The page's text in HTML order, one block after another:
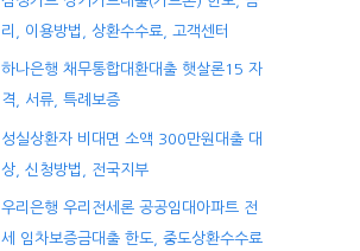
리, 이용방법, 상환수수료, 고객센터
하나은행 채무통합대환대출 햇살론15 자
격, 서류, 특례보증
성실상환자 비대면 소액 300만원대출 대
상, 신청방법, 전국지부
우리은행 우리전세론 공공임대아파트 전
세 임차보증금대출 한도, 중도상환수수료